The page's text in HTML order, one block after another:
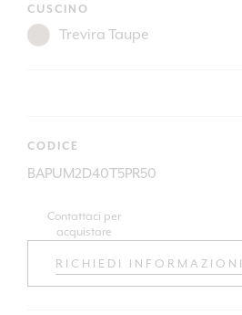
CUSCINO
CODICE
BAPUM2D40T5PR50
Contattaci per
acquistare
RICHIEDI INFORMAZIONI